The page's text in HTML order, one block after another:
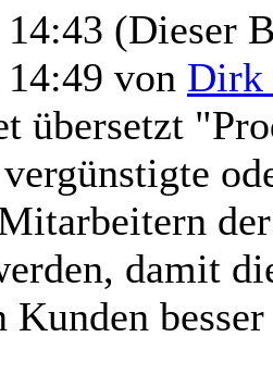
(Dieser
von Dirk
übersetzt
damit
Kunden